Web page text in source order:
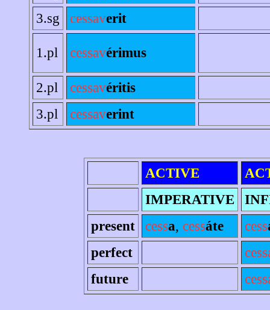
3.sg
cessaverit
1.pl cessavérimus
2.pl cessavéritis
3.pl
cessaverint
ACTIVE
IMPERATIVE
present
cessa, cessáte cess
perfect
future